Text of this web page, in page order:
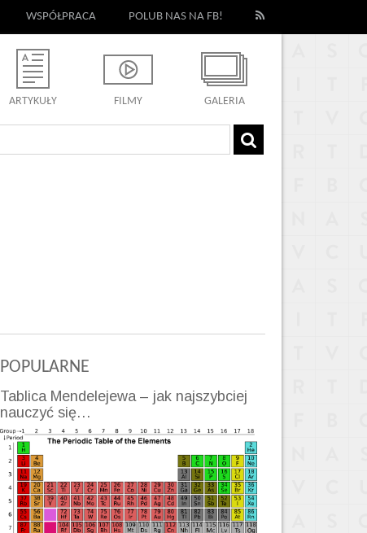
WSPÓŁPRACA POLUB NAS NA FB!
ARTYKUŁY FILMY GALERIA
POPULARNE
Tablica Mendelejewa – jak najszybciej
nauczyć się…